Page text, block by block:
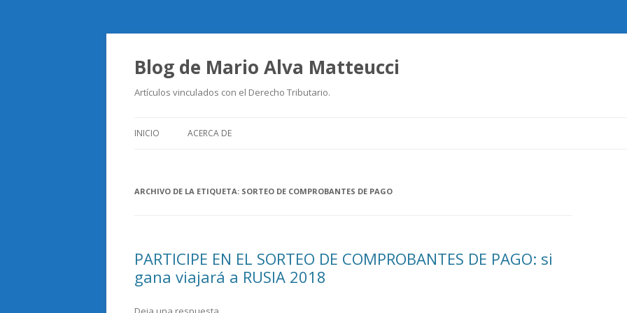
Blog de Mario Alva Matteucci
Artículos vinculados con el Derecho Tributario.
INICIO ACERCA DE
ARCHIVO DE LA ETIQUETA: SORTEO DE COMPROBANTES DE PAGO
PARTICIPE EN EL SORTEO DE COMPROBANTES DE PAGO: si
gana viajará a RUSIA 2018